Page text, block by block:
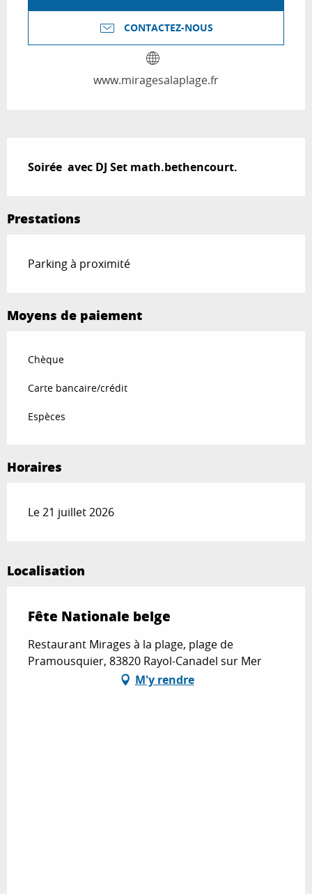
CONTACTEZ-NOUS
www.miragesalaplage.fr
Soirée  avec DJ Set math.bethencourt.
Prestations
Parking à proximité
Moyens de paiement
Chèque
Carte bancaire/crédit
Espèces
Horaires
Le 21 juillet 2026
Localisation
Fête Nationale belge
Restaurant Mirages à la plage, plage de
Pramousquier, 83820 Rayol-Canadel sur Mer
M'y rendre